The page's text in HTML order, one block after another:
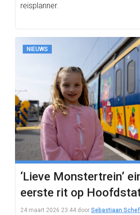
reisplanner.
NIEUWS
‘Lieve Monstertrein’
eerste rit op
24 maart 2026 23:44 door Sebastiaan